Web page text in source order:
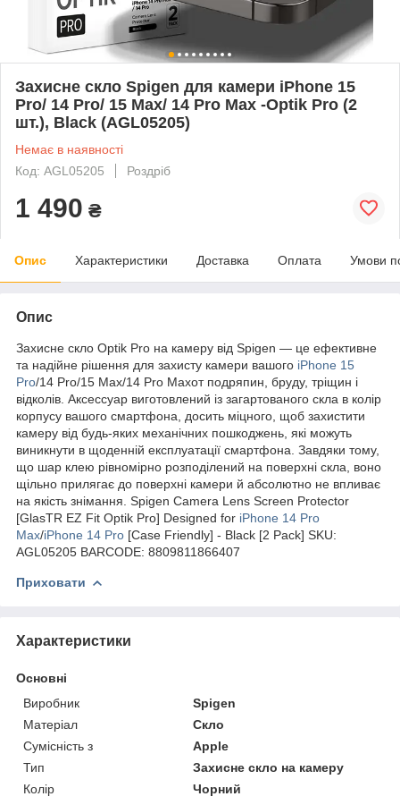
Захисне скло Spigen для камери iPhone 15
Pro/ 14 Pro/ 15 Max/ 14 Pro Max -Optik Pro (2
шт.), Black (AGL05205)
Немає в наявності
Код: AGL05205
Роздріб
1 490 ₴
Опис Характеристики Доставка Оплата Умови
Опис
Захисне скло Optik Pro на камеру від Spigen — це ефективне
та надійне рішення для захисту камери вашого iPhone 15
Pro/14 Pro/15 Max/14 Pro Maxот подряпин, бруду, тріщин і
відколів. Аксессуар виготовлений із загартованого скла в колір
корпусу вашого смартфона, досить міцного, щоб захистити
камеру від будь-яких механічних пошкоджень, які можуть
виникнути в щоденній експлуатації смартфона. Завдяки тому,
що шар клею рівномірно розподілений на поверхні скла, воно
щільно прилягає до поверхні камери й абсолютно не впливає
на якість знімання. Spigen Camera Lens Screen Protector
[GlasTR EZ Fit Optik Pro] Designed for iPhone 14 Pro
Max/iPhone 14 Pro [Case Friendly] - Black [2 Pack] SKU:
AGL05205 BARCODE: 8809811866407
Приховати
Характеристики
Основні
Виробник
Spigen
Матеріал
Скло
Сумісність з
Apple
Тип
Захисне скло на камеру
Колір
Чорний